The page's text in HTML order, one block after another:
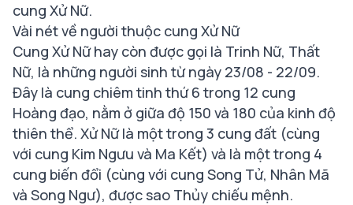
cung Xử Nữ.
Vài nét về người thuộc cung Xử Nữ
Cung Xử Nữ hay còn được gọi là Trinh Nữ, Thất
Nữ, là những người sinh từ ngày 23/08 - 22/09.
Đây là cung chiêm tinh thứ 6 trong 12 cung
Hoàng đạo, nằm ở giữa độ 150 và 180 của kinh độ
thiên thể. Xử Nữ là một trong 3 cung đất (cùng
với cung Kim Ngưu và Ma Kết) và là một trong 4
cung biến đổi (cùng với cung Song Tử, Nhân Mã
và Song Ngư), được sao Thủy chiếu mệnh.